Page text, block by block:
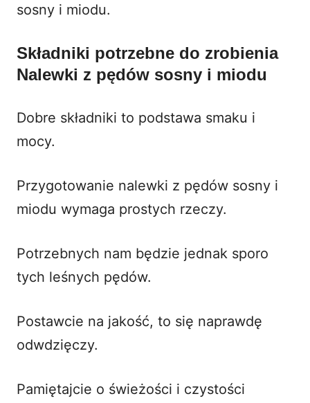
sosny i miodu.
Składniki potrzebne do zrobienia
Nalewki z pędów sosny i miodu
Dobre składniki to podstawa smaku i
mocy.
Przygotowanie nalewki z pędów sosny i
miodu wymaga prostych rzeczy.
Potrzebnych nam będzie jednak sporo
tych leśnych pędów.
Postawcie na jakość, to się naprawdę
odwdzięczy.
Pamiętajcie o świeżości i czystości